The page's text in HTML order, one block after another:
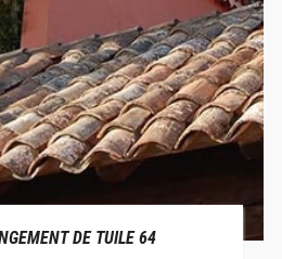
DE TUILE 64